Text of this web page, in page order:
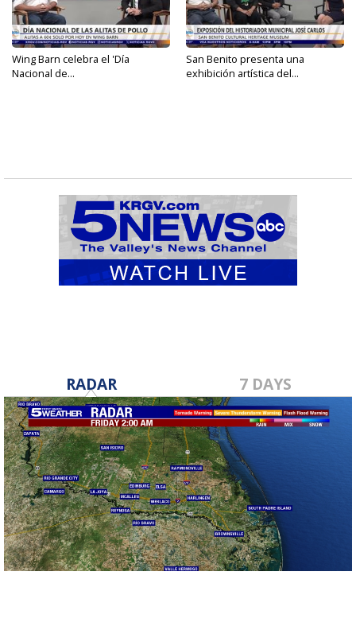
Wing Barn celebra el 'Día
Nacional de...
San Benito presenta una
exhibición artística del...
RADAR 7 DAYS